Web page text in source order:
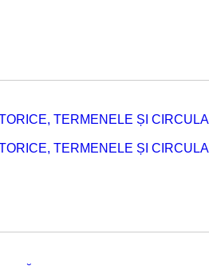
TERMENELE ȘI
TERMENELE ȘI